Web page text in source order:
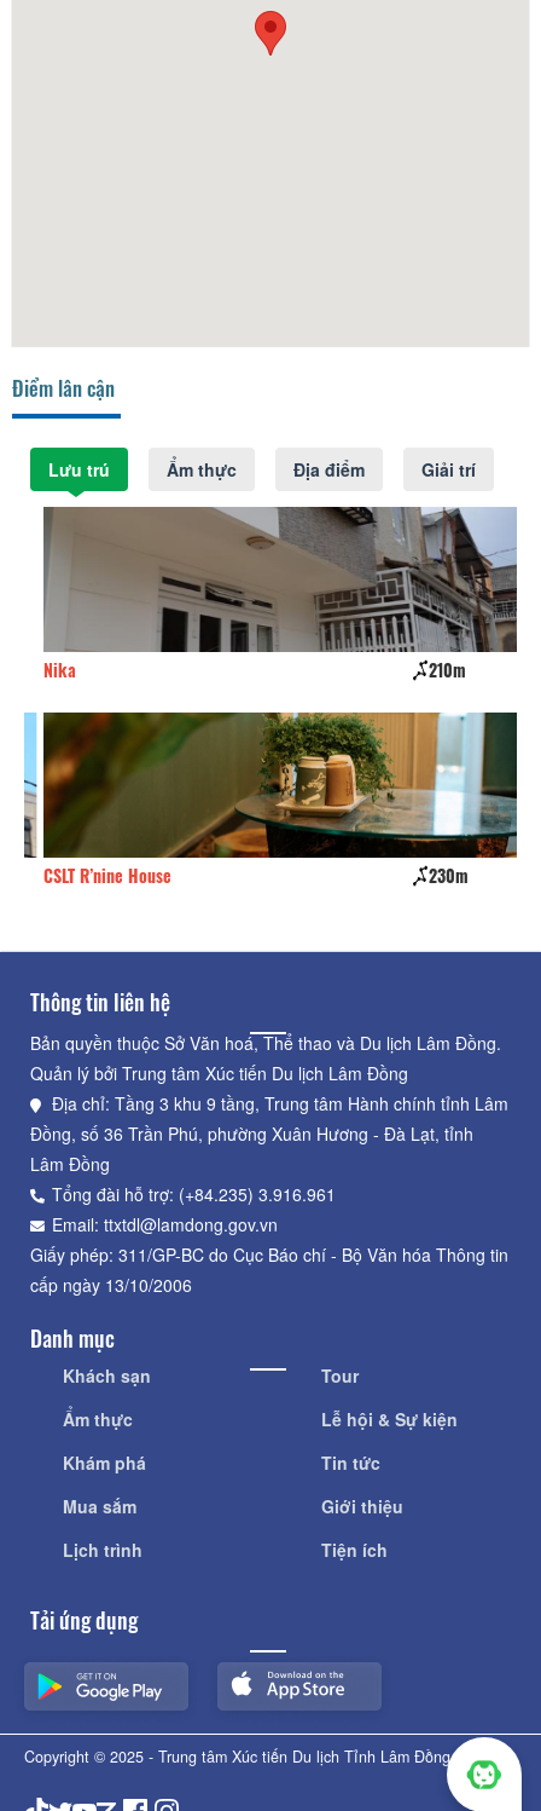
Điểm lân cận
Lưu trú Ẩm thực Địa điểm Giải trí
Nika 210m
CSLT R’nine House 230m
Thông tin liên hệ
Bản quyền thuộc Sở Văn hoá, Thể thao và Du lịch Lâm Đồng.
Quản lý bởi Trung tâm Xúc tiến Du lịch Lâm Đồng
Địa chỉ: Tầng 3 khu 9 tầng, Trung tâm Hành chính tỉnh Lâm
Đồng, số 36 Trần Phú, phường Xuân Hương - Đà Lạt, tỉnh
Lâm Đồng
Tổng đài hỗ trợ: (+84.235) 3.916.961
Email: ttxtdl@lamdong.gov.vn
Giấy phép: 311/GP-BC do Cục Báo chí - Bộ Văn hóa Thông tin
cấp ngày 13/10/2006
Danh mục
Khách sạn
Ẩm thực
Khám phá
Mua sắm
Lịch trình
Tour
Lễ hội & Sự kiện
Tin tức
Giới thiệu
Tiện ích
Tải ứng dụng
Copyright © 2025 - Trung tâm Xúc tiến Du lịch Tỉnh Lâm Đồng